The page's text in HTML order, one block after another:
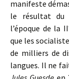
manifeste
le résultat du
l’époque de la II
que les
de milliers de
langues. Il ne